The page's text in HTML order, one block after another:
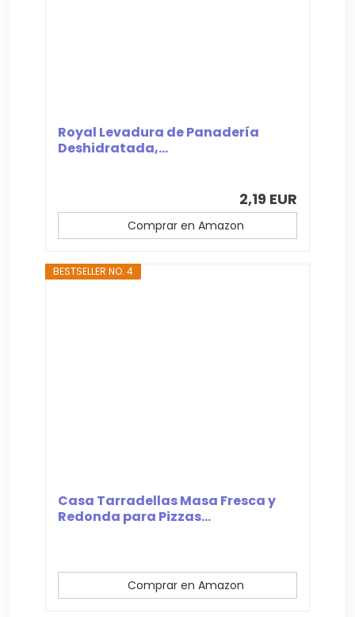
Royal Levadura de Panadería
Deshidratada,...
2,19 EUR
Comprar en Amazon
BESTSELLER NO. 4
Casa Tarradellas Masa Fresca y
Redonda para Pizzas...
Comprar en Amazon